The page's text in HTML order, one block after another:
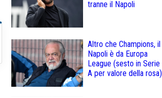
tranne il Napoli
Altro che Champions, il
Napoli è da Europa
League (sesto in Serie
A per valore della rosa)